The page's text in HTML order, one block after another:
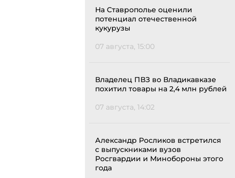
На Ставрополье оценили
потенциал отечественной
кукурузы
07 августа, 15:00
Владелец ПВЗ во Владикавказе
похитил товары на 2,4 млн рублей
07 августа, 14:02
Александр Росликов встретился
с выпускниками вузов
Росгвардии и Минобороны этого
года